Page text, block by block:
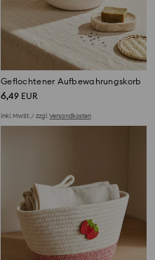
Geflochtener Aufbewahrungskorb
6,49 EUR
inkl. MwSt. / zzgl.Versandkosten